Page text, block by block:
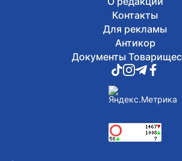
Контакты
Для рекламы
Антикор
Документы